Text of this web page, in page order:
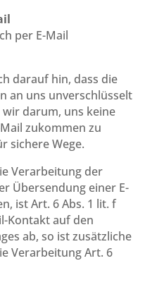
per E-Mail
darauf hin, dass die
an uns unverschlüsselt
darum, uns keine
zukommen zu
sichere Wege.
Verarbeitung der
Übersendung einer E-
ist Art. 6 Abs. 1 lit. f
Kontakt auf den
ab, so ist zusätzliche
Verarbeitung Art. 6